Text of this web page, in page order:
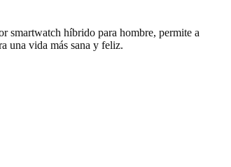
smartwatch híbrido para hombre, permite a
una vida más sana y feliz.